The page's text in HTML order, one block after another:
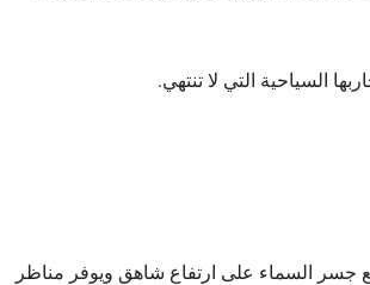
السياحية التي لا تنتهي.
معلق بطول 125 مترًا بين الجبال! يقع جسر السماء على ارتفاع شاهق ويوفر مناظر